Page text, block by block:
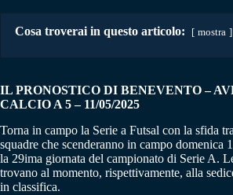
Cosa troverai in questo articolo: mostra
IL PRONOSTICO DI BENEVENTO –
CALCIO A 5 – 11/05/2025
Torna in campo la Serie a Futsal con la sfida tra
squadre che scenderanno in campo domenica
la 29ima giornata del campionato di Serie A.
trovano al momento, rispettivamente, alla
in classifica.